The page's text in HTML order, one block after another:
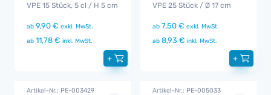
VPE 15 Stück, 5 cl / H 5 cm
ab 9,90 € exkl. MwSt.
ab 11,78 € inkl. MwSt.
+
VPE 25 Stück / Ø 17 cm
ab 7,50 € exkl. MwSt.
ab 8,93 € inkl. MwSt.
+
Artikel-Nr.: PE-003429 Artikel-Nr.: PE-005033